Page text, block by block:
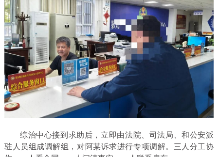
综治中心接到求助后，立即由法院、司法局、和公安派
驻人员组成调解组，对阿某诉求进行专项调解。三人分工协